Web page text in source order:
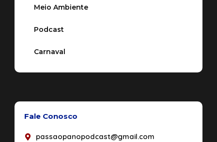
Meio Ambiente
Podcast
Carnaval
Fale Conosco
passaopanopodcast@gmail.com